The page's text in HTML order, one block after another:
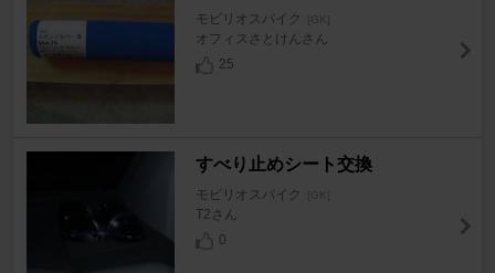
モビリオスパイク [GK]
オフィスさとけんさん
25
すべり止めシート交換
モビリオスパイク [GK]
T2さん
0